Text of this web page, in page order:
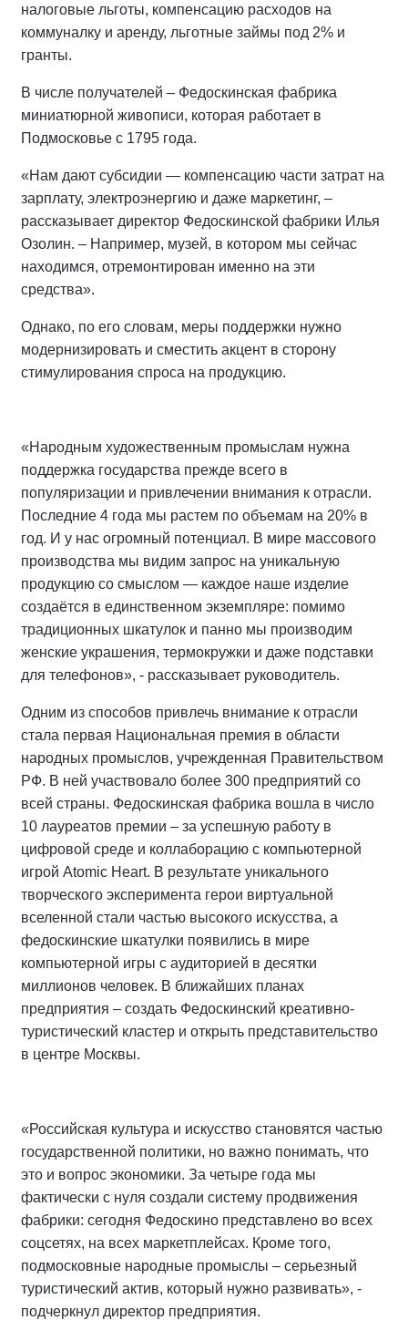
налоговые льготы, компенсацию расходов на
коммуналку и аренду, льготные займы под 2% и
гранты.
В числе получателей – Федоскинская фабрика
миниатюрной живописи, которая работает в
Подмосковье с 1795 года.
«Нам дают субсидии — компенсацию части затрат на
зарплату, электроэнергию и даже маркетинг, –
рассказывает директор Федоскинской фабрики Илья
Озолин. – Например, музей, в котором мы сейчас
находимся, отремонтирован именно на эти
средства».
Однако, по его словам, меры поддержки нужно
модернизировать и сместить акцент в сторону
стимулирования спроса на продукцию.
«Народным художественным промыслам нужна
поддержка государства прежде всего в
популяризации и привлечении внимания к отрасли.
Последние 4 года мы растем по объемам на 20% в
год. И у нас огромный потенциал. В мире массового
производства мы видим запрос на уникальную
продукцию со смыслом — каждое наше изделие
создаётся в единственном экземпляре: помимо
традиционных шкатулок и панно мы производим
женские украшения, термокружки и даже подставки
для телефонов», - рассказывает руководитель.
Одним из способов привлечь внимание к отрасли
стала первая Национальная премия в области
народных промыслов, учрежденная Правительством
РФ. В ней участвовало более 300 предприятий со
всей страны. Федоскинская фабрика вошла в число
10 лауреатов премии – за успешную работу в
цифровой среде и коллаборацию с компьютерной
игрой Atomic Heart. В результате уникального
творческого эксперимента герои виртуальной
вселенной стали частью высокого искусства, а
федоскинские шкатулки появились в мире
компьютерной игры с аудиторией в десятки
миллионов человек. В ближайших планах
предприятия – создать Федоскинский креативно-
туристический кластер и открыть представительство
в центре Москвы.
«Российская культура и искусство становятся частью
государственной политики, но важно понимать, что
это и вопрос экономики. За четыре года мы
фактически с нуля создали систему продвижения
фабрики: сегодня Федоскино представлено во всех
соцсетях, на всех маркетплейсах. Кроме того,
подмосковные народные промыслы – серьезный
туристический актив, который нужно развивать», -
подчеркнул директор предприятия.